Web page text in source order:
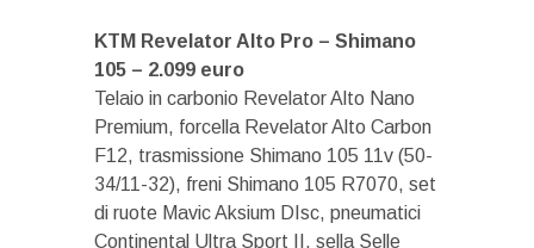
KTM Revelator Alto Pro – Shimano
105 – 2.099 euro
Telaio in carbonio Revelator Alto Nano
Premium, forcella Revelator Alto Carbon
F12, trasmissione Shimano 105 11v (50-
34/11-32), freni Shimano 105 R7070, set
di ruote Mavic Aksium DIsc, pneumatici
Continental Ultra Sport II, sella Selle